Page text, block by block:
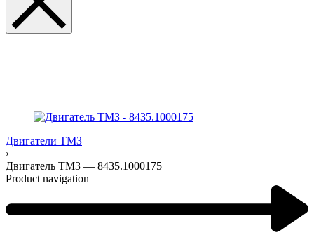
Двигатели ТМЗ
›
Двигатель ТМЗ — 8435.1000175
Product navigation